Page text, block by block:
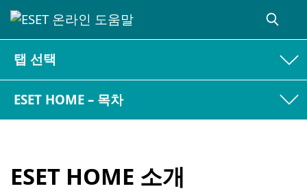
탭 선택
ESET HOME – 목차
ESET HOME 소개